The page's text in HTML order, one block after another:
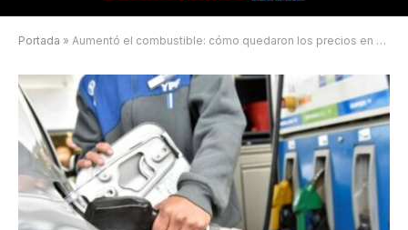
Portada » Aumentó el combustible: cómo quedaron los precios en Corrientes